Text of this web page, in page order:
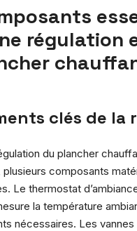
régulation
clés de la
du plancher
composants
Le thermostat
la température
nécessaires. Les